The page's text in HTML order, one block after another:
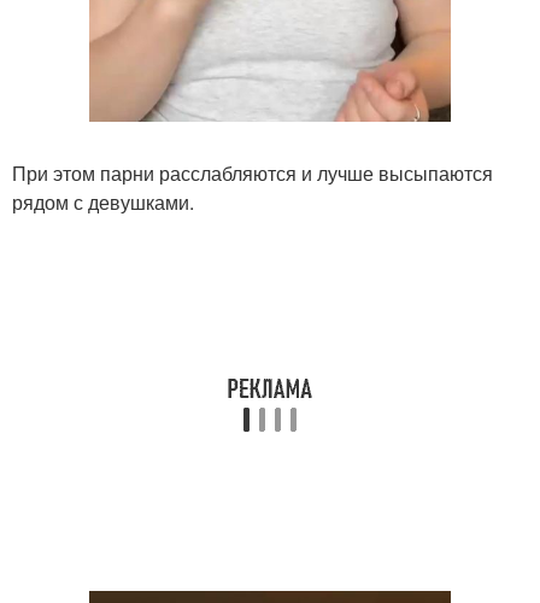
При этом парни расслабляются и лучше высыпаются
рядом с девушками.